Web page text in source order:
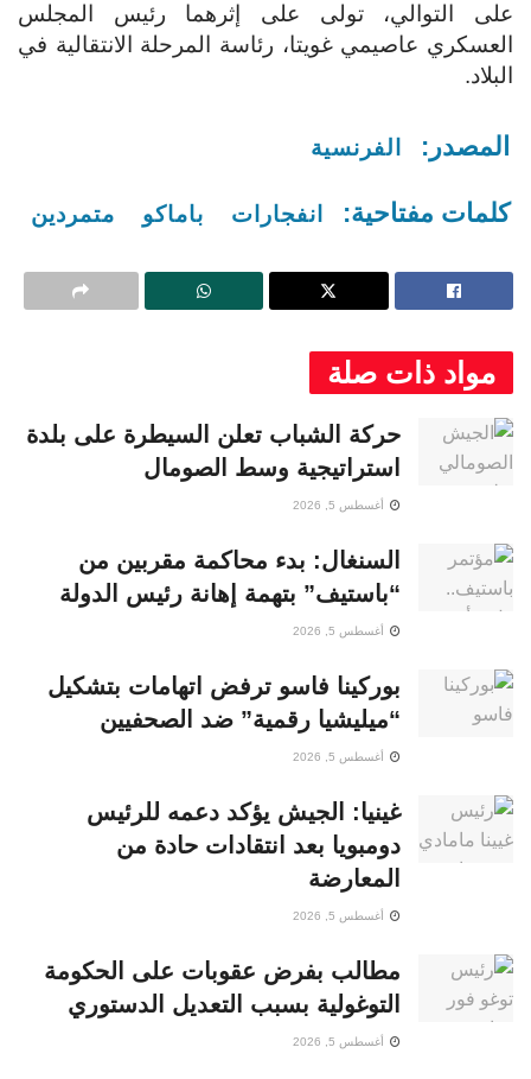
على التوالي، تولى على إثرهما رئيس المجلس
العسكري عاصيمي غويتا، رئاسة المرحلة الانتقالية في
البلاد.
المصدر: الفرنسية
كلمات مفتاحية: انفجارات باماكو متمردين
مواد ذات صلة
حركة الشباب تعلن السيطرة على بلدة
استراتيجية وسط الصومال
أغسطس 5, 2026
السنغال: بدء محاكمة مقربين من
“باستيف” بتهمة إهانة رئيس الدولة
أغسطس 5, 2026
بوركينا فاسو ترفض اتهامات بتشكيل
“ميليشيا رقمية” ضد الصحفيين
أغسطس 5, 2026
غينيا: الجيش يؤكد دعمه للرئيس
دومبويا بعد انتقادات حادة من
المعارضة
أغسطس 5, 2026
مطالب بفرض عقوبات على الحكومة
التوغولية بسبب التعديل الدستوري
أغسطس 5, 2026